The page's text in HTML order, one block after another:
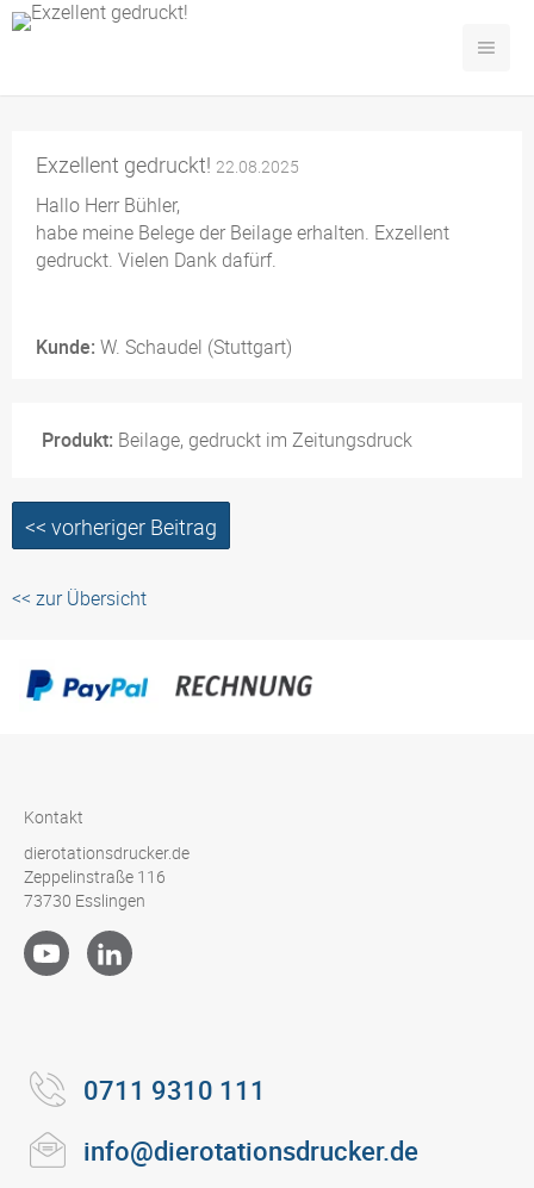
Exzellent gedruckt! 22.08.2025
Hallo Herr Bühler,
habe meine Belege der Beilage erhalten. Exzellent
gedruckt. Vielen Dank dafürf.
Kunde: W. Schaudel (Stuttgart)
Produkt: Beilage, gedruckt im Zeitungsdruck
<< vorheriger Beitrag
<< zur Übersicht
Kontakt
dierotationsdrucker.de
Zeppelinstraße 116
73730 Esslingen
0711 9310 111
info@dierotationsdrucker.de